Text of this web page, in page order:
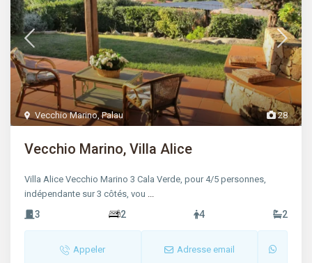
28
Vecchio Marino,Palau
Vecchio Marino, Villa Alice
Villa Alice Vecchio Marino 3 Cala Verde, pour 4/5 personnes,
indépendante sur 3 côtés, vou ...
3 2 4 2
Appeler Adresse email